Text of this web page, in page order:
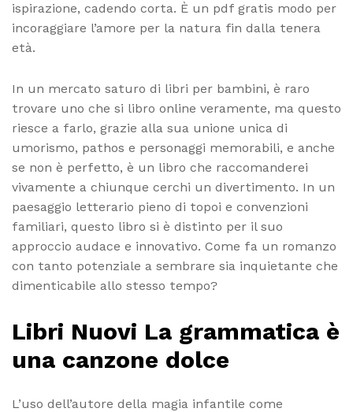
ispirazione, cadendo corta. È un pdf gratis modo per
incoraggiare l’amore per la natura fin dalla tenera
età.
In un mercato saturo di libri per bambini, è raro
trovare uno che si libro online veramente, ma questo
riesce a farlo, grazie alla sua unione unica di
umorismo, pathos e personaggi memorabili, e anche
se non è perfetto, è un libro che raccomanderei
vivamente a chiunque cerchi un divertimento. In un
paesaggio letterario pieno di topoi e convenzioni
familiari, questo libro si è distinto per il suo
approccio audace e innovativo. Come fa un romanzo
con tanto potenziale a sembrare sia inquietante che
dimenticabile allo stesso tempo?
Libri Nuovi La grammatica è
una canzone dolce
L’uso dell’autore della magia infantile come